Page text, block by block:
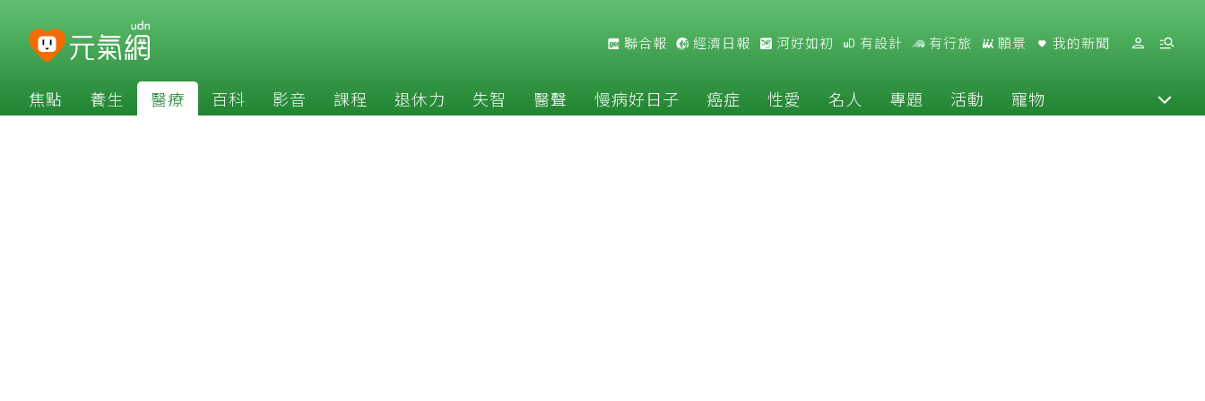
聯合報 經濟日報 河好如初 有設計 有行旅 願景 我的新聞
焦點 養生 醫療 百科 影音 課程 退休力 失智 醫聲 慢病好日子 癌症 性愛 名人 專題 活動 寵物